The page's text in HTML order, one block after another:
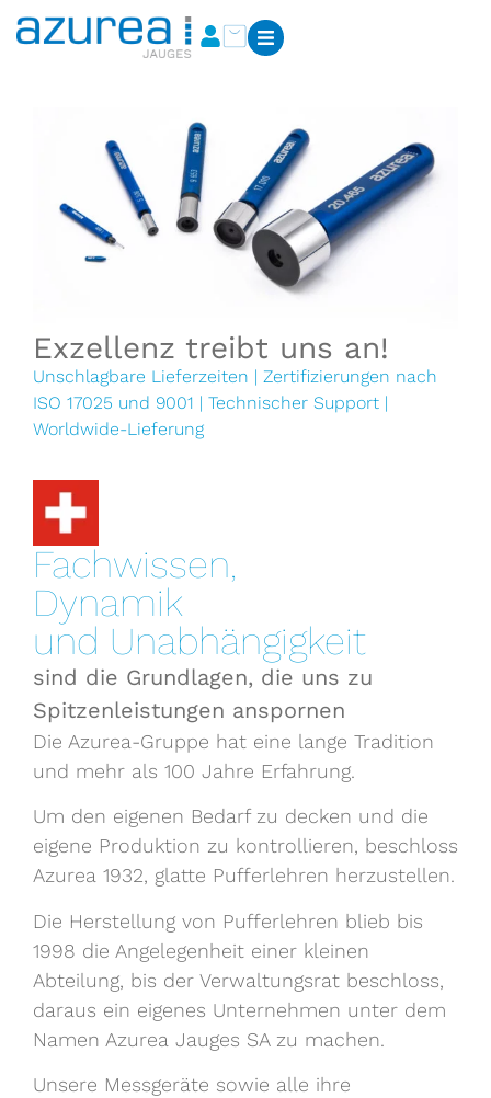
Exzellenz treibt uns an!
Unschlagbare Lieferzeiten | Zertifizierungen nach
ISO 17025 und 9001 | Technischer Support |
Worldwide-Lieferung
Fachwissen,
Dynamik
und Unabhängigkeit
sind die Grundlagen, die uns zu
Spitzenleistungen anspornen
Die Azurea-Gruppe hat eine lange Tradition
und mehr als 100 Jahre Erfahrung.
Um den eigenen Bedarf zu decken und die
eigene Produktion zu kontrollieren, beschloss
Azurea 1932, glatte Pufferlehren herzustellen.
Die Herstellung von Pufferlehren blieb bis
1998 die Angelegenheit einer kleinen
Abteilung, bis der Verwaltungsrat beschloss,
daraus ein eigenes Unternehmen unter dem
Namen Azurea Jauges SA zu machen.
Unsere Messgeräte sowie alle ihre